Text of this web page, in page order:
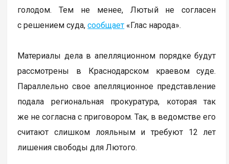
голодом. Тем не менее, Лютый не согласен
с решением суда,сообщает «Глас народа».
Материалы дела в апелляционном порядке будут
рассмотрены в Краснодарском краевом суде.
Параллельно свое апелляционное представление
подала региональная прокуратура, которая так
же не согласна с приговором. Так, в ведомстве его
считают слишком лояльным и требуют 12 лет
лишения свободы для Лютого.